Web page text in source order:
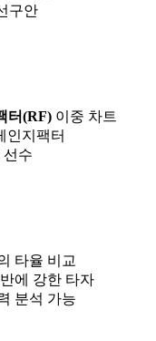
구안
터(RF) 이중 차트
인지팩터
선수
타율 비교
에 강한 타자
분석 가능